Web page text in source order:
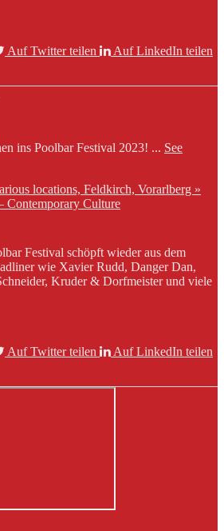
Auf Twitter teilen
Auf LinkedIn teilen
ins Poolbar Festival 2023! ... See
locations, Feldkirch, Vorarlberg »
Culture
Festival schöpft wieder aus dem
wie Xavier Rudd, Danger Dan,
Kruder & Dorfmeister und viele
Auf Twitter teilen
Auf LinkedIn teilen